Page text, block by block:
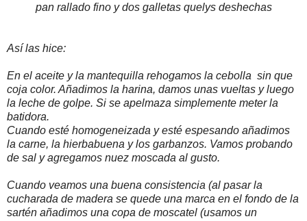
pan rallado fino y dos galletas quelys deshechas
Así las hice:
En el aceite y la mantequilla rehogamos la cebolla sin que
coja color. Añadimos la harina, damos unas vueltas y luego
la leche de golpe. Si se apelmaza simplemente meter la
batidora.
Cuando esté homogeneizada y esté espesando añadimos
la carne, la hierbabuena y los garbanzos. Vamos probando
de sal y agregamos nuez moscada al gusto.
Cuando veamos una buena consistencia (al pasar la
cucharada de madera se quede una marca en el fondo de la
sartén añadimos una copa de moscatel (usamos un